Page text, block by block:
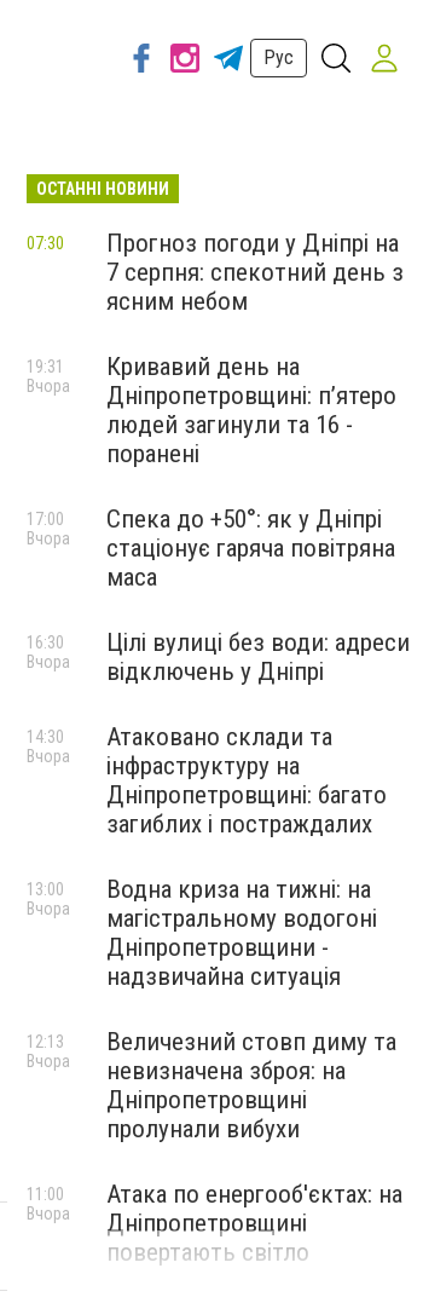
Рус
ОСТАННІ НОВИНИ
Прогноз погоди у Дніпрі на
7 серпня: спекотний день з
ясним небом
07:30
Кривавий день на
Дніпропетровщині: п’ятеро
людей загинули та 16 -
поранені
19:31
Вчора
Спека до +50°: як у Дніпрі
стаціонує гаряча повітряна
маса
17:00
Вчора
Цілі вулиці без води: адреси
відключень у Дніпрі
16:30
Вчора
Атаковано склади та
інфраструктуру на
Дніпропетровщині: багато
загиблих і постраждалих
14:30
Вчора
Водна криза на тижні: на
магістральному водогоні
Дніпропетровщини -
надзвичайна ситуація
13:00
Вчора
Величезний стовп диму та
невизначена зброя: на
Дніпропетровщині
пролунали вибухи
12:13
Вчора
Атака по енергооб'єктах: на
Дніпропетровщині
повертають світло
11:00
Вчора